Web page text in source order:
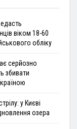
віком 18-60
обліку
серйозно
збивати
у Києві
озера